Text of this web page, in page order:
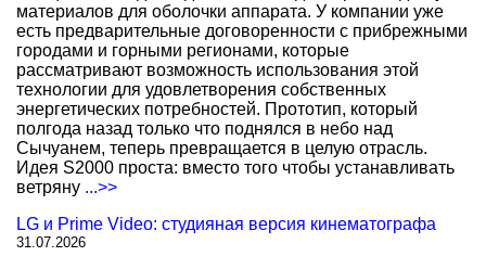
материалов для оболочки аппарата. У компании уже
есть предварительные договоренности с прибрежными
городами и горными регионами, которые
рассматривают возможность использования этой
технологии для удовлетворения собственных
энергетических потребностей. Прототип, который
полгода назад только что поднялся в небо над
Сычуанем, теперь превращается в целую отрасль.
Идея S2000 проста: вместо того чтобы устанавливать
ветряну ...>>
LG и Prime Video: студияная версия кинематографа
31.07.2026